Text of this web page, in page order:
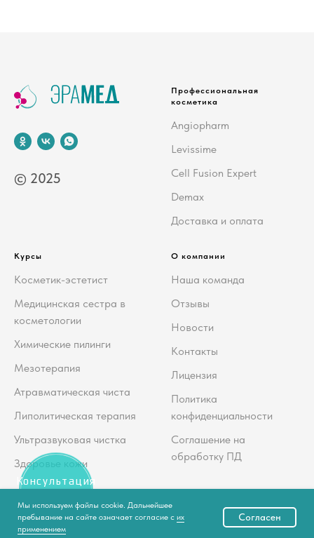
© 2025
Профессиональная
косметика
Angiopharm
Levissime
Cell Fusion Expert
Demax
Доставка и оплата
Курсы
Косметик-эстетист
Медицинская сестра в
косметологии
Химические пилинги
Мезотерапия
Атравматическая чиста
Липолитическая терапия
Ультразвуковая чистка
Здоровье кожи
О компании
Наша команда
Отзывы
Новости
Контакты
Лицензия
Политика
конфиденциальности
Соглашение на
обработку ПД
Мы используем файлы cookie. Дальнейшее
пребывание на сайте означает согласие с их
применением
Согласен
Консультация